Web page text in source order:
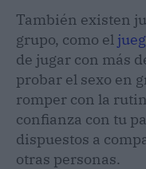
También existen
grupo, como el
de jugar con más
probar el sexo en
romper con la
confianza con tu
dispuestos a
otras personas.